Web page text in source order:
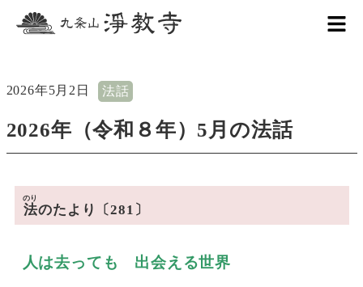
2026年5月2日 法話
2026年（令和８年）5月の法話
法
のり
のたより〔281〕
人は去っても 出会える世界